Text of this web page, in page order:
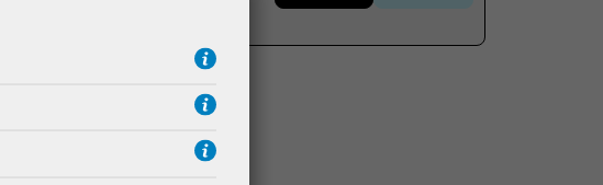
DOSTAVA ZA NARUDŽBE IZNAD 66,36€